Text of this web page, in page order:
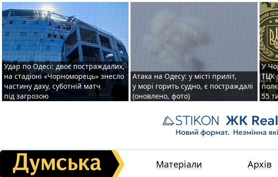
Удар по Одесі: двоє постраждалих,
на стадіоні «Чорноморець» знесло
частину даху, суботній матч
під загрозою
Атака на Одесу: у місті приліт,
у морі горить судно, є постраждалі
(оновлено, фото)
У
ТЦК
55
Матеріали Архів